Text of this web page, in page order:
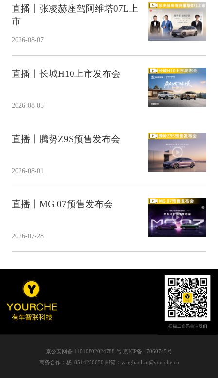
直播丨张凌赫座驾阿维塔07L上
市
2026-08-07
直播丨长城H10上市发布会
2026-08-05
直播丨腾势Z9S预售发布会
2026-08-01
直播丨MG 07预售发布会
2026-07-28
京公安网备 11010802024788 号 京ICP备 17060745号
商务合作：杨18514256650 邮箱：yangbaolian@yourche.cn